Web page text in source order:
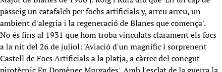
passeig un catafalch per fochs artificials y, arreu arreu, un
ambient d'alegria i la regeneració de Blanes que comença'.
No és fins al 1931 que hom troba vinculats clarament els focs
a la nit del 26 de juliol: 'Aviació d'un magnífic i sorprenent
Castell de Focs Artificials a la platja, a càrrec del conegut